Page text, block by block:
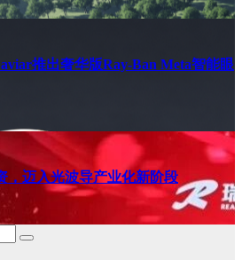
推出奢华版Ray-Ban Meta智能眼
，迈入光波导产业化新阶段